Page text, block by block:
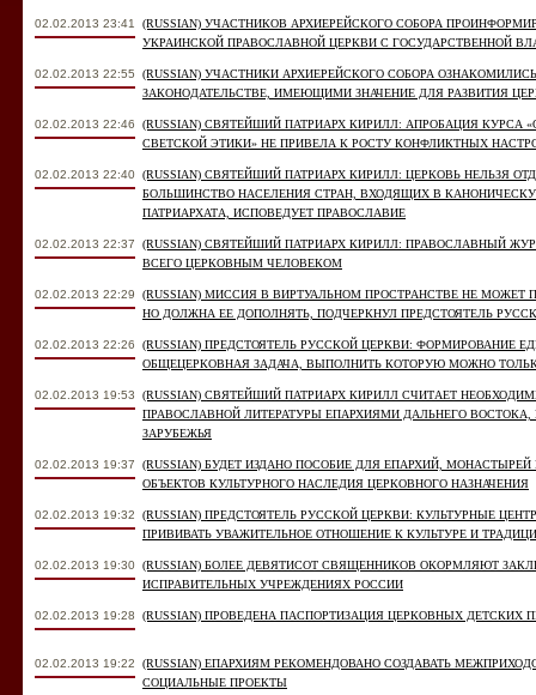
02.02.2013 23:41
(RUSSIAN) УЧАСТНИКОВ АРХИЕРЕЙСКОГО СОБОРА
УКРАИНСКОЙ ПРАВОСЛАВНОЙ ЦЕРКВИ С ГОСУДАРСТВЕННОЙ
02.02.2013 22:55
(RUSSIAN) УЧАСТНИКИ АРХИЕРЕЙСКОГО СОБОРА
ЗАКОНОДАТЕЛЬСТВЕ, ИМЕЮЩИМИ ЗНАЧЕНИЕ ДЛЯ РАЗВИТИЯ
02.02.2013 22:46
(RUSSIAN) СВЯТЕЙШИЙ ПАТРИАРХ КИРИЛЛ: АПРОБАЦИЯ КУРСА
СВЕТСКОЙ ЭТИКИ» НЕ ПРИВЕЛА К РОСТУ КОНФЛИКТНЫХ
02.02.2013 22:40 (RUSSIAN) СВЯТЕЙШИЙ ПАТРИАРХ КИРИЛЛ: ЦЕРКОВЬ НЕЛЬЗЯ
БОЛЬШИНСТВО НАСЕЛЕНИЯ СТРАН, ВХОДЯЩИХ В
ПАТРИАРХАТА, ИСПОВЕДУЕТ ПРАВОСЛАВИЕ
02.02.2013 22:37
(RUSSIAN) СВЯТЕЙШИЙ ПАТРИАРХ КИРИЛЛ: ПРАВОСЛАВНЫЙ
ВСЕГО ЦЕРКОВНЫМ ЧЕЛОВЕКОМ
02.02.2013 22:29
(RUSSIAN) МИССИЯ В ВИРТУАЛЬНОМ ПРОСТРАНСТВЕ НЕ
НО ДОЛЖНА ЕЕ ДОПОЛНЯТЬ, ПОДЧЕРКНУЛ ПРЕДСТОЯТЕЛЬ
02.02.2013 22:26
(RUSSIAN) ПРЕДСТОЯТЕЛЬ РУССКОЙ ЦЕРКВИ: ФОРМИРОВАНИЕ
ОБЩЕЦЕРКОВНАЯ ЗАДАЧА, ВЫПОЛНИТЬ КОТОРУЮ МОЖНО
02.02.2013 19:53
(RUSSIAN) СВЯТЕЙШИЙ ПАТРИАРХ КИРИЛЛ СЧИТАЕТ
ПРАВОСЛАВНОЙ ЛИТЕРАТУРЫ ЕПАРХИЯМИ ДАЛЬНЕГО ВОСТОКА,
ЗАРУБЕЖЬЯ
02.02.2013 19:37
(RUSSIAN) БУДЕТ ИЗДАНО ПОСОБИЕ ДЛЯ ЕПАРХИЙ,
ОБЪЕКТОВ КУЛЬТУРНОГО НАСЛЕДИЯ ЦЕРКОВНОГО НАЗНАЧЕНИЯ
02.02.2013 19:32
(RUSSIAN) ПРЕДСТОЯТЕЛЬ РУССКОЙ ЦЕРКВИ: КУЛЬТУРНЫЕ
ПРИВИВАТЬ УВАЖИТЕЛЬНОЕ ОТНОШЕНИЕ К КУЛЬТУРЕ И
02.02.2013 19:30 (RUSSIAN) БОЛЕЕ ДЕВЯТИСОТ СВЯЩЕННИКОВ ОКОРМЛЯЮТ
ИСПРАВИТЕЛЬНЫХ УЧРЕЖДЕНИЯХ РОССИИ
02.02.2013 19:28 (RUSSIAN) ПРОВЕДЕНА ПАСПОРТИЗАЦИЯ ЦЕРКОВНЫХ ДЕТСКИХ
02.02.2013 19:22
(RUSSIAN) ЕПАРХИЯМ РЕКОМЕНДОВАНО СОЗДАВАТЬ
СОЦИАЛЬНЫЕ ПРОЕКТЫ